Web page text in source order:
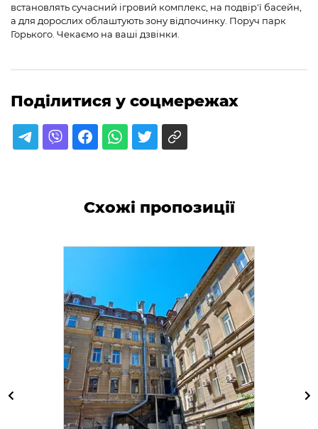
встановлять сучасний ігровий комплекс, на подвір'ї басейн,
а для дорослих облаштують зону відпочинку. Поруч парк
Горького. Чекаємо на ваші дзвінки.
Поділитися у соцмережах
Схожі пропозиції